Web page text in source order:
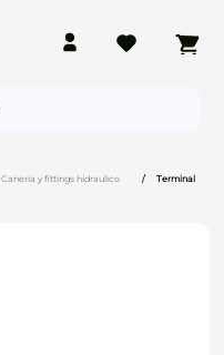
Caneria y fittings hidraulico Terminal